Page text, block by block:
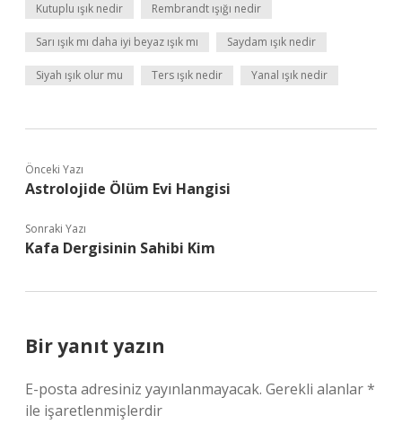
Kutuplu ışık nedir Rembrandt ışığı nedir
Sarı ışık mı daha iyi beyaz ışık mı Saydam ışık nedir
Siyah ışık olur mu Ters ışık nedir Yanal ışık nedir
Önceki Yazı
Astrolojide Ölüm Evi Hangisi
Sonraki Yazı
Kafa Dergisinin Sahibi Kim
Bir yanıt yazın
E-posta adresiniz yayınlanmayacak. Gerekli alanlar*
ile işaretlenmişlerdir